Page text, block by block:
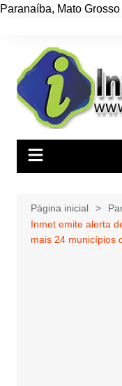
Paranaíba, Mato Grosso
conteúdo
Página inicial
Inmet emite alerta
mais 24 municípios